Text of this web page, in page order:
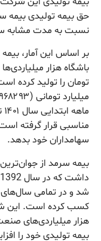
نسبت به مدت مشابه سال گذشته ۶۵
بر اساس این آمار،
باشگاه هزار
مناسبی قرار گرفته
سهامداران خود بدهد.
بیمه سرمد از
شد و در تمامی سال‌های
هزار میلیاردی‌های
بیمه تولیدی خود را